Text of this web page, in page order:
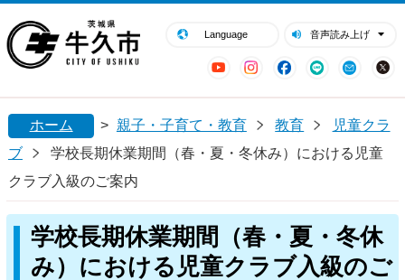
Language 音声読み上げ
YouTubeInstagram
Facebook
LINE Mail
閉じる
ホーム > 親子・子育て・教育 教育
児童クラ
ブ
学校長期休業期間（春・夏・冬休み）における児童
クラブ入級のご案内
学校長期休業期間（春・夏・冬休
み）における児童クラブ入級のご